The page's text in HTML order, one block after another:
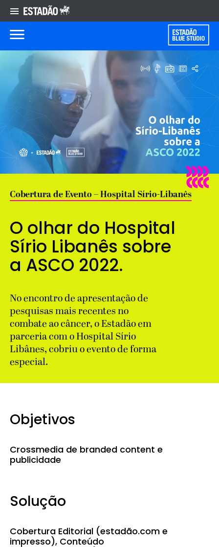
Cobertura de Evento – Hospital Sírio-Libanês
O olhar do Hospital
Sírio Libanês sobre
a ASCO 2022.
No encontro de apresentação de
pesquisas mais recentes no
combate ao câncer, o Estadão em
parceria com o Hospital Sírio
Libânes, cobriu o evento de forma
especial.
Objetivos
Crossmedia de branded content e
publicidade
Solução
Cobertura Editorial (estadão.com e
impresso), Conteúdo